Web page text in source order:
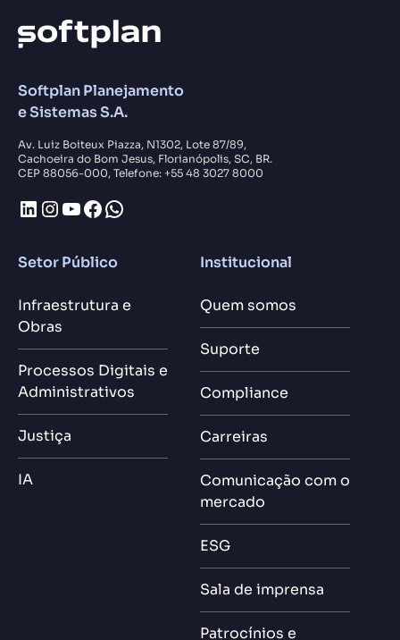
Softplan Planejamento
e Sistemas S.A.
Av. Luiz Boiteux Piazza, N1302, Lote 87/89,
Cachoeira do Bom Jesus, Florianópolis, SC, BR.
CEP 88056-000, Telefone: +55 48 3027 8000
LinkedIn
Instagram
Youtube
Facebook
WhatsApp
Setor Público
Infraestrutura e
Obras
Processos Digitais e
Administrativos
Justiça
IA
Institucional
Quem somos
Suporte
Compliance
Carreiras
Comunicação com o
mercado
ESG
Sala de imprensa
Patrocínios e